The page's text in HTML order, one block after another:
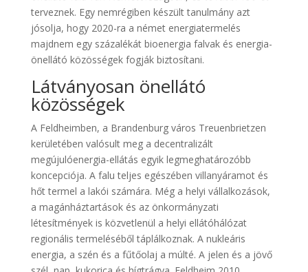
terveznek. Egy nemrégiben készült tanulmány azt
jósolja, hogy 2020-ra a német energiatermelés
majdnem egy százalékát bioenergia falvak és energia-
önellátó közösségek fogják biztosítani.
Látványosan önellátó
közösségek
A Feldheimben, a Brandenburg város Treuenbrietzen
kerületében valósult meg a decentralizált
megújulóenergia-ellátás egyik legmeghatározóbb
koncepciója. A falu teljes egészében villanyáramot és
hőt termel a lakói számára. Még a helyi vállalkozások,
a magánháztartások és az önkormányzati
létesítmények is közvetlenül a helyi ellátóhálózat
regionális termeléséből táplálkoznak. A nukleáris
energia, a szén és a fűtőolaj a múlté. A jelen és a jövő